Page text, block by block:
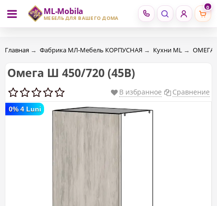
ML-Mobila
МЕБЕЛЬ ДЛЯ ВАШЕГО ДОМА
0
RU RO
Главная → Фабрика МЛ-Мебель КОРПУСНАЯ → Кухни ML → ОМЕГА
Омега Ш 450/720 (45В)
В избранное Сравнение
0% 4 Luni